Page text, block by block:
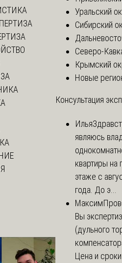
Уральский
Сибирский
Северо-
Крымский
Новые
Консультация
Илья
являюсь
квартиры на
этаже с
года. До э...
Максим
Вы
(дульного
Цена и сроки